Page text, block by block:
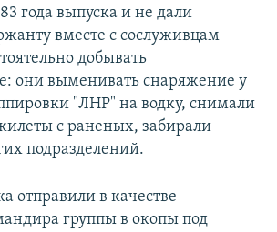
года выпуска и не дали
вместе с сослуживцам
добывать
они выменивать снаряжение у
"ЛНР" на водку, снимали
с раненых, забирали
подразделений.
отправили в качестве
группы в окопы под